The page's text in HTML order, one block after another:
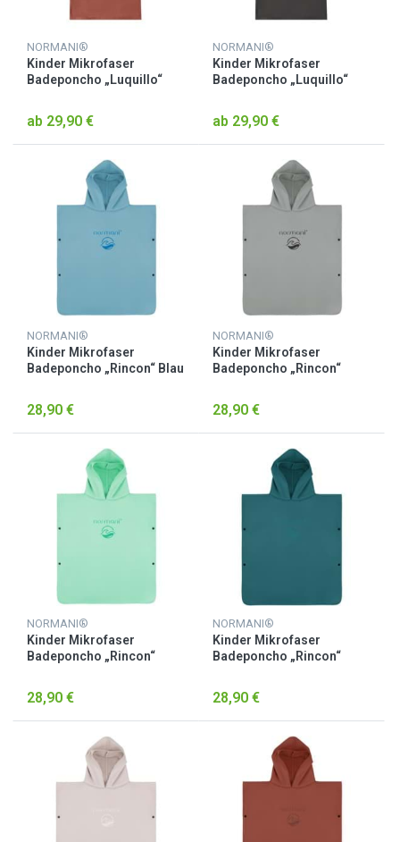
NORMANI®
Kinder Mikrofaser
Badeponcho „Luquillo“
ab 29,90 €
NORMANI®
Kinder Mikrofaser
Badeponcho „Luquillo“
ab 29,90 €
NORMANI®
Kinder Mikrofaser
Badeponcho „Rincon“ Blau
28,90 €
NORMANI®
Kinder Mikrofaser
Badeponcho „Rincon“
28,90 €
NORMANI®
Kinder Mikrofaser
Badeponcho „Rincon“
28,90 €
NORMANI®
Kinder Mikrofaser
Badeponcho „Rincon“
28,90 €